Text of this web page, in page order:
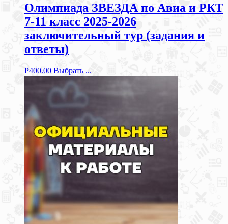
Олимпиада ЗВЕЗДА по Авиа и РКТ
7-11 класс 2025-2026
заключительный тур (задания и
ответы)
Р400.00 Выбрать ...